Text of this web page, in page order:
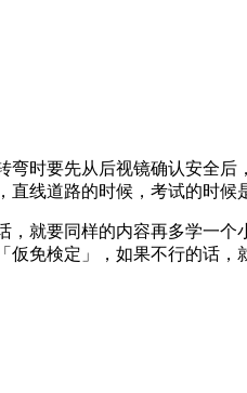
时要先从后视镜确认安全
线道路的时候，考试的时候
就要同样的内容再多学一
免検定」，如果不行的话